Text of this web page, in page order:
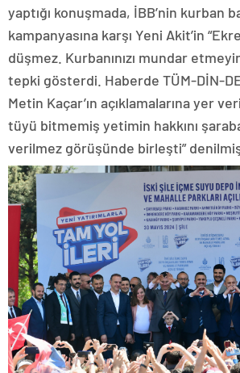
yaptığı konuşmada, İBB’nin kurban
kampanyasına karşı Yeni Akit’in
düşmez. Kurbanınızı mundar
tepki gösterdi. Haberde TÜM-DİN-
Metin Kaçar’ın açıklamalarına yer
tüyü bitmemiş yetimin hakkını
verilmez görüşünde birleşti”